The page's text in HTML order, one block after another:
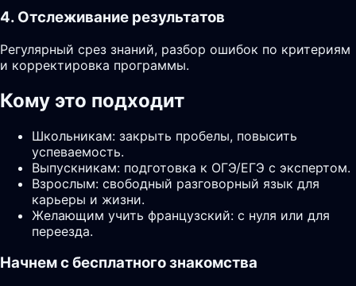
4. Отслеживание результатов
Регулярный срез знаний, разбор ошибок по критериям
и корректировка программы.
Кому это подходит
Школьникам: закрыть пробелы, повысить
успеваемость.
Выпускникам: подготовка к ОГЭ/ЕГЭ с экспертом.
Взрослым: свободный разговорный язык для
карьеры и жизни.
Желающим учить французский: с нуля или для
переезда.
Начнем с бесплатного знакомства